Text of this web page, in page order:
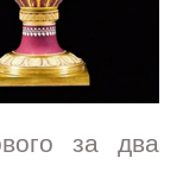
за два